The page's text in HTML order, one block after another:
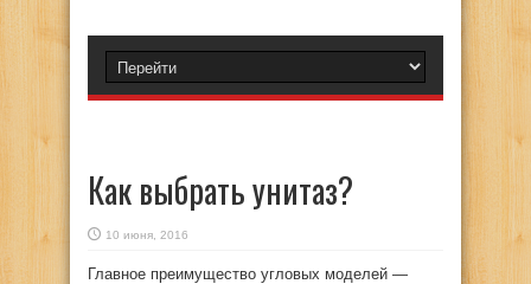
Как выбрать унитаз?
10 июня, 2016
Главное преимущество угловых моделей —